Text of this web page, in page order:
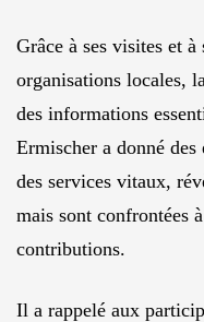
Grâce à ses visites et à
organisations locales,
des informations
Ermischer a donné
des services vitaux,
mais sont confrontées
contributions.
Il a rappelé aux